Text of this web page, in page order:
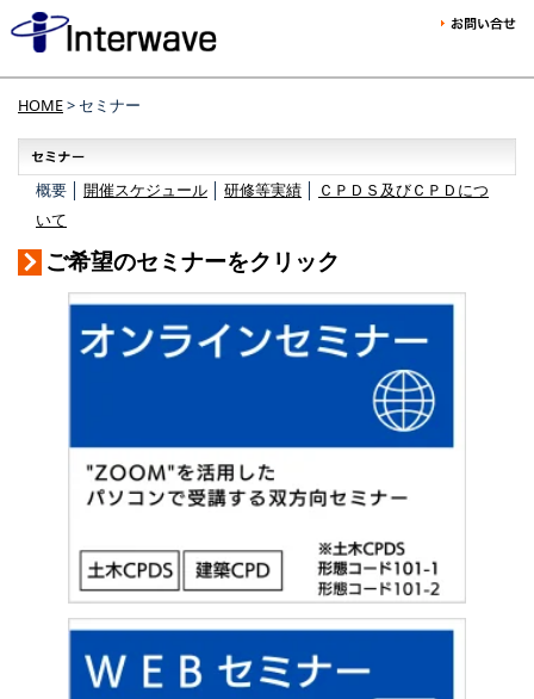
HOME> セミナー
概要 │ 開催スケジュール 研修等実績
ＣＰＤＳ及びＣＰＤにつ
いて
ご希望のセミナーをクリック